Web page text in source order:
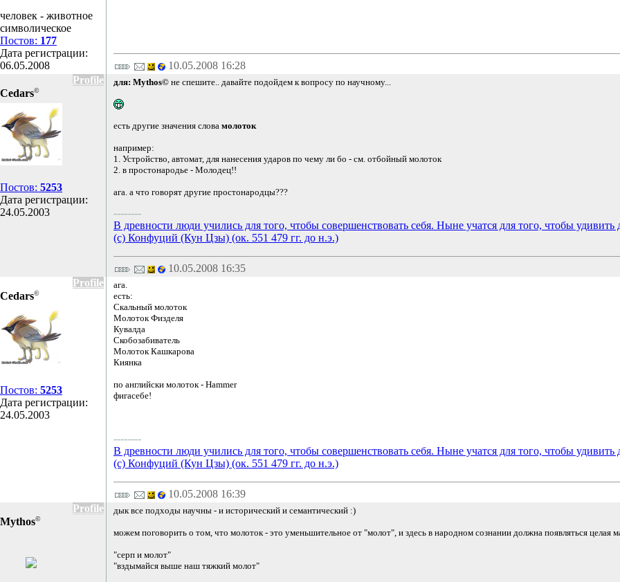
человек - животное
символическое
Постов: 177
Дата регистрации:
06.05.2008
10.05.2008 16:28
Profile
Cedars©
Постов: 5253
Дата регистрации:
24.05.2003
для: Mythos© не спешите.. давайте подойдем к вопросу по научному...
есть другие значения слова молоток
например:
1. Устройство, автомат, для нанесения ударов по чему ли бо - см. отбойный молоток
2. в простонародье - Молодец!!
ага. а что говорят другие простонародцы???
--------
В древности люди учились для того, чтобы совершенствовать себя. Ныне учатся для того, чтобы удивить
(с) Конфуций (Кун Цзы) (ок. 551 479 гг. до н.э.)
10.05.2008 16:35
Profile
Cedars©
Постов: 5253
Дата регистрации:
24.05.2003
ага.
есть:
Скальный молоток
Молоток Физделя
Кувалда
Скобозабиватель
Молоток Кашкарова
Киянка
по английски молоток - Hammer
фигасебе!
--------
В древности люди учились для того, чтобы совершенствовать себя. Ныне учатся для того, чтобы удивить
(с) Конфуций (Кун Цзы) (ок. 551 479 гг. до н.э.)
10.05.2008 16:39
Profile
Mythos©
дык все подходы научны - и исторический и семантический :)
можем поговорить о том, что молоток - это уменьшительное от "молот", и здесь в народном сознании должна появляться целая
"серп и молот"
"вздымайся выше наш тяжкий молот"